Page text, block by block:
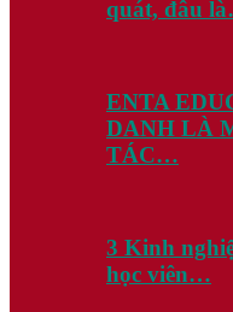
quát, đâu
ENTA
DANH LÀ
TÁC…
3 Kinh
học viên…